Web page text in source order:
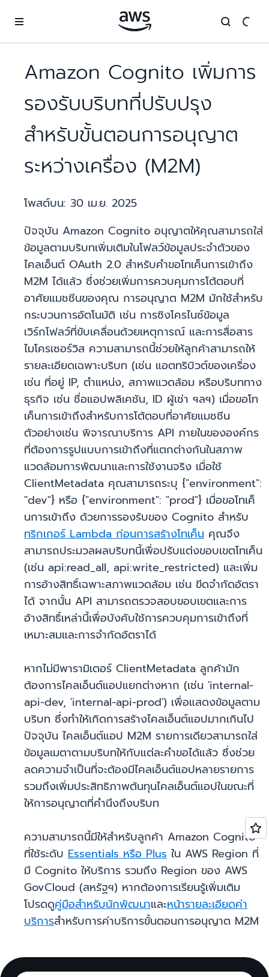
Amazon Cognito เพิ่มการ
รองรับบริบทที่ปรับปรุง
สำหรับขั้นตอนการอนุญาต
ระหว่างเครื่อง (M2M)
โพสต์บน: 30 เม.ย. 2025
ปัจจุบัน Amazon Cognito อนุญาตให้คุณสามารถใส่
ข้อมูลตามบริบทเพิ่มเติมในโฟลว์ข้อมูลประจำตัวของ
ไคลเอ็นต์ OAuth 2.0 สำหรับคำขอโทเค็นการเข้าถึง
M2M ได้แล้ว ซึ่งช่วยเพิ่มการควบคุมการโต้ตอบที่
อาศัยแมชชีนของคุณ การอนุญาต M2M มักใช้สำหรับ
กระบวนการอัตโนมัติ เช่น การซิงโครไนซ์ข้อมูล
เวิร์กโฟลว์ที่ขับเคลื่อนด้วยเหตุการณ์ และการสื่อสาร
ไมโครเซอร์วิส ความสามารถนี้ช่วยให้ลูกค้าสามารถให้
รายละเอียดเฉพาะบริบท (เช่น แอตทริบิวต์ของเครื่อง
เช่น ที่อยู่ IP, ตำแหน่ง, สภาพแวดล้อม หรือบริบททาง
ธุรกิจ เช่น ชื่อแอปพลิเคชัน, ID ผู้เช่า ฯลฯ) เมื่อขอโท
เค็นการเข้าถึงสำหรับการโต้ตอบที่อาศัยแมชชีน
ตัวอย่างเช่น พิจารณาบริการ API ภายในขององค์กร
ที่ต้องการรูปแบบการเข้าถึงที่แตกต่างกันในสภาพ
แวดล้อมการพัฒนาและการใช้งานจริง เมื่อใช้
ClientMetadata คุณสามารถระบุ {"environment":
"dev"} หรือ {"environment": "prod"} เมื่อขอโทเค็
นการเข้าถึง ด้วยการรองรับของ Cognito สำหรับ
ทริกเกอร์ Lambda ก่อนการสร้างโทเค็น คุณจึง
สามารถประมวลผลบริบทนี้เพื่อปรับแต่งขอบเขตโทเค็น
(เช่น api:read_all, api:write_restricted) และเพิ่ม
การอ้างสิทธิ์เฉพาะสภาพแวดล้อม เช่น ขีดจำกัดอัตรา
ได้ จากนั้น API สามารถตรวจสอบขอบเขตและการ
อ้างสิทธิ์เหล่านี้เพื่อบังคับใช้การควบคุมการเข้าถึงที่
เหมาะสมและการจำกัดอัตราได้
หากไม่มีพารามิเตอร์ ClientMetadata ลูกค้ามัก
ต้องการไคลเอ็นต์แอปแยกต่างหาก (เช่น 'internal-
api-dev, 'internal-api-prod') เพื่อแสดงข้อมูลตาม
บริบท ซึ่งทำให้เกิดการสร้างไคลเอ็นต์แอปมากเกินไป
ปัจจุบัน ไคลเอ็นต์แอป M2M รายการเดียวสามารถใส่
ข้อมูลเมตาตามบริบทให้กับแต่ละคำขอได้แล้ว ซึ่งช่วย
ลดความจำเป็นที่จะต้องมีไคลเอ็นต์แอปหลายรายการ
รวมถึงเพิ่มประสิทธิภาพต้นทุนไคลเอ็นต์แอปในขณะที่
ให้การอนุญาตที่คำนึงถึงบริบท
ความสามารถนี้มีให้สำหรับลูกค้า Amazon Cognito
ที่ใช้ระดับ Essentials หรือ Plus ใน AWS Region ที่
มี Cognito ให้บริการ รวมถึง Region ของ AWS
GovCloud (สหรัฐฯ) หากต้องการเรียนรู้เพิ่มเติม
โปรดดูคู่มือสำหรับนักพัฒนาและหน้ารายละเอียดค่า
บริการสำหรับการค่าบริการขั้นตอนการอนุญาต M2M